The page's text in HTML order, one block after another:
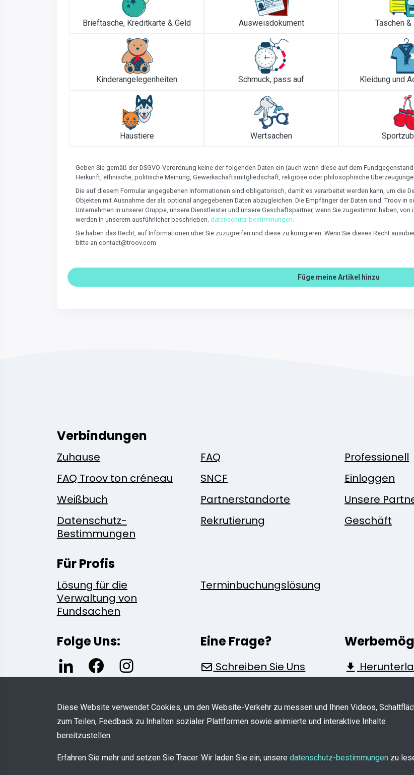
Brieftasche, Kreditkarte & Geld Ausweisdokument Taschen
Kinderangelegenheiten Schmuck, pass auf Kleidung und
Haustiere Wertsachen
Geben Sie gemäß der DSGVO-Verordnung keine der folgenden Daten ein (auch wenn diese auf dem
Herkunft, ethnische, politische Meinung, Gewerkschaftsmitgliedschaft, religiöse oder philosophische
Die auf diesem Formular angegebenen Informationen sind obligatorisch, damit es verarbeitet werden kann, um die
Objekten mit Ausnahme der als optional angegebenen Daten abzugleichen. Die Empfänger der Daten sind: Troov in
Unternehmen in unserer Gruppe, unsere Dienstleister und unsere Geschäftspartner, wenn Sie zugestimmt haben,
werden in unserem ausführlicher beschrieben. datenschutz-bestimmungen.
Sie haben das Recht, auf Informationen über Sie zuzugreifen und diese zu korrigieren. Wenn Sie dieses Recht
bitte an contact@troov.com
Füge meine Artikel hinzu
Verbindungen
Zuhause FAQ Professionell
FAQ Troov ton créneau
SNCF Einloggen
Weißbuch
Partnerstandorte Unsere
Datenschutz-
Bestimmungen
Rekrutierung Geschäft
Für Profis
Lösung für die
Verwaltung von
Fundsachen
Terminbuchungslösung
Folge Uns: Eine Frage?
Schreiben Sie Uns
© COPYRIGHT 2026 - Alle Rechte vorbehalten für TROOV
Diese Website verwendet Cookies, um den Website-Verkehr zu messen und Ihnen Videos,
zum Teilen, Feedback zu Inhalten sozialer Plattformen sowie animierte und interaktive Inhalte
bereitzustellen.
Erfahren Sie mehr und setzen Sie Tracer. Wir laden Sie ein, unsere datenschutz-bestimmungen zu